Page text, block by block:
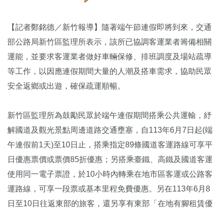
【記者鄭銘德／新竹報導】隨著端午節連假即將到來，交通
部公路局新竹區監理所表示，該所已協調客運業者籌備相關
運能，並要求客運業者做好車輛保修、排班調度及場站疏導
等工作，以因應連假期間大量的人潮及搭車需求，協助民眾
安全返鄉或出遊，確保疏運順暢。
新竹區監理所為鼓勵民眾於端午連假期間搭乘公共運輸，紓
解國道及觀光景點周邊道路交通壅塞，自113年6月7日起(端
午連假前1天)至10日止，搭乘指定89條國道客運路線可享平
日優惠票價或票價85折優惠；另搭乘臺鐵、高鐵及國道客運
使用同一電子票證，於10小時內轉乘在地市區客運或公路客
運路線，可享一段票或基本里程免費優惠。另在113年6月8
日至10日往返東部的旅客，還另享有東部「在地有腳租賃優